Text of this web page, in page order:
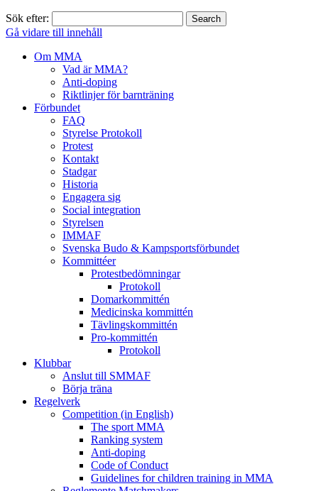
Sök efter:
Gå vidare till innehåll
Om MMA
Vad är MMA?
Anti-doping
Riktlinjer för barnträning
Förbundet
FAQ
Styrelse Protokoll
Protest
Kontakt
Stadgar
Historia
Engagera sig
Social integration
Styrelsen
IMMAF
Svenska Budo & Kampsportsförbundet
Kommittéer
Protestbedömningar
Protokoll
Domarkommittén
Medicinska kommittén
Tävlingskommittén
Pro-kommittén
Protokoll
Klubbar
Anslut till SMMAF
Börja träna
Regelverk
Competition (in English)
The sport MMA
Ranking system
Anti-doping
Code of Conduct
Guidelines for children training in MMA